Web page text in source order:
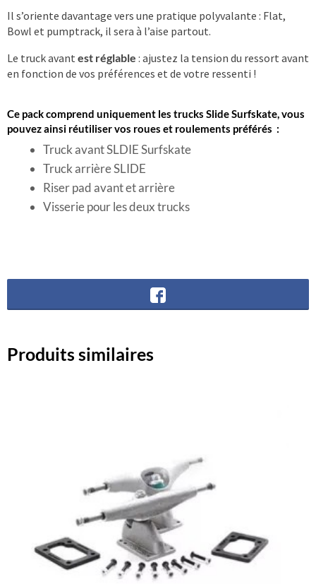
Il s’oriente davantage vers une pratique polyvalante : Flat,
Bowl et pumptrack, il sera à l’aise partout.
Le truck avant est réglable : ajustez la tension du ressort avant
en fonction de vos préférences et de votre ressenti !
Ce pack comprend uniquement les trucks Slide Surfskate, vous
pouvez ainsi réutiliser vos roues et roulements préférés :
Truck avant SLDIE Surfskate
Truck arrière SLIDE
Riser pad avant et arrière
Visserie pour les deux trucks
Produits similaires